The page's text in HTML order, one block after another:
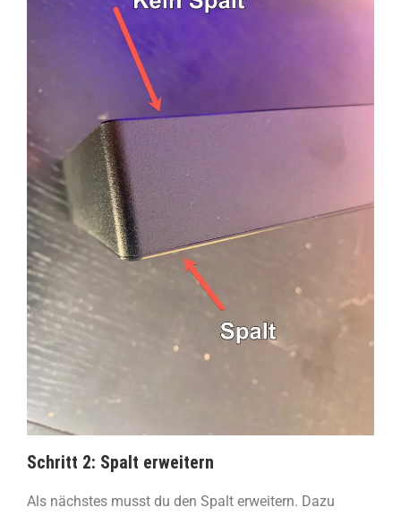
Schritt 2: Spalt erweitern
Als nächstes musst du den Spalt erweitern. Dazu